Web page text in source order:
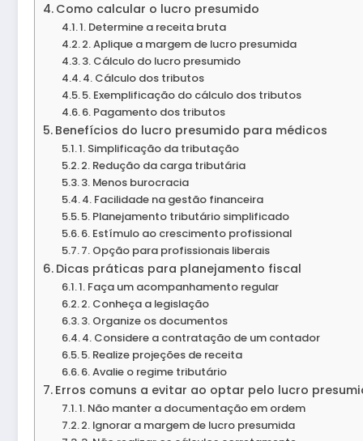
Como calcular o lucro presumido
1. Determine a receita bruta
2. Aplique a margem de lucro presumida
3. Cálculo do lucro presumido
4. Cálculo dos tributos
5. Exemplificação do cálculo dos tributos
6. Pagamento dos tributos
Benefícios do lucro presumido para médicos
1. Simplificação da tributação
2. Redução da carga tributária
3. Menos burocracia
4. Facilidade na gestão financeira
5. Planejamento tributário simplificado
6. Estímulo ao crescimento profissional
7. Opção para profissionais liberais
Dicas práticas para planejamento fiscal
1. Faça um acompanhamento regular
2. Conheça a legislação
3. Organize os documentos
4. Considere a contratação de um contador
5. Realize projeções de receita
6. Avalie o regime tributário
Erros comuns a evitar ao optar pelo lucro
1. Não manter a documentação em ordem
2. Ignorar a margem de lucro presumida